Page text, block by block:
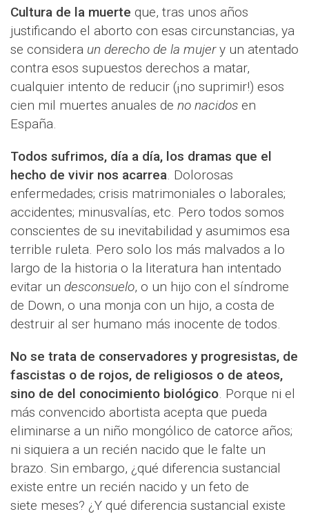
Cultura de la muerte que, tras unos años
justificando el aborto con esas circunstancias, ya
se considera un derecho de la mujery un atentado
contra esos supuestos derechos a matar,
cualquier intento de reducir (¡no suprimir!) esos
cien mil muertes anuales de no nacidos en
España.
Todos sufrimos, día a día, los dramas que el
hecho de vivir nos acarrea. Dolorosas
enfermedades; crisis matrimoniales o laborales;
accidentes; minusvalías, etc. Pero todos somos
conscientes de su inevitabilidad y asumimos esa
terrible ruleta. Pero solo los más malvados a lo
largo de la historia o la literatura han intentado
evitar un desconsuelo, o un hijo con el síndrome
de Down, o una monja con un hijo, a costa de
destruir al ser humano más inocente de todos.
No se trata de conservadores y progresistas, de
fascistas o de rojos, de religiosos o de ateos,
sino de del conocimiento biológico. Porque ni el
más convencido abortista acepta que pueda
eliminarse a un niño mongólico de catorce años;
ni siquiera a un recién nacido que le falte un
brazo. Sin embargo, ¿qué diferencia sustancial
existe entre un recién nacido y un feto de
siete meses? ¿Y qué diferencia sustancial existe